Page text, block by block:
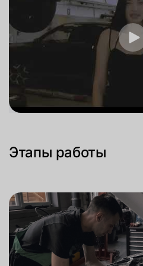
Этапы работы